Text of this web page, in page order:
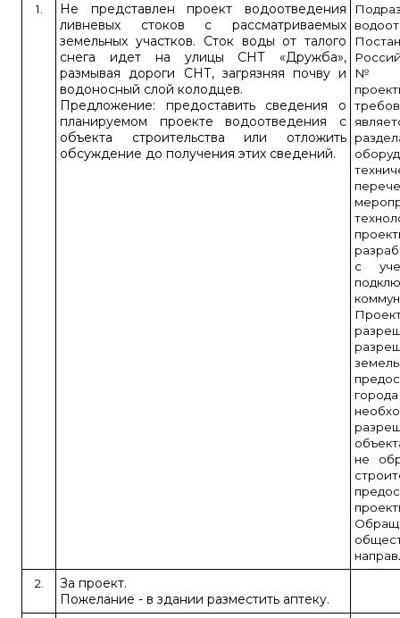
1.
Не представлен проект водоотведения
ливневых стоков с рассматриваемых
земельных участков. Сток воды от талого
снега идет на улицы СНТ «Дружба»,
размывая дороги СНТ, загрязняя почву и
водоносный слой колодцев.
Предложение: предоставить сведения о
планируемом проекте водоотведения с
объекта строительства или отложить
обсуждение до получения этих сведений.
№ 87
с
не
2.
За проект.
Пожелание - в здании разместить аптеку.